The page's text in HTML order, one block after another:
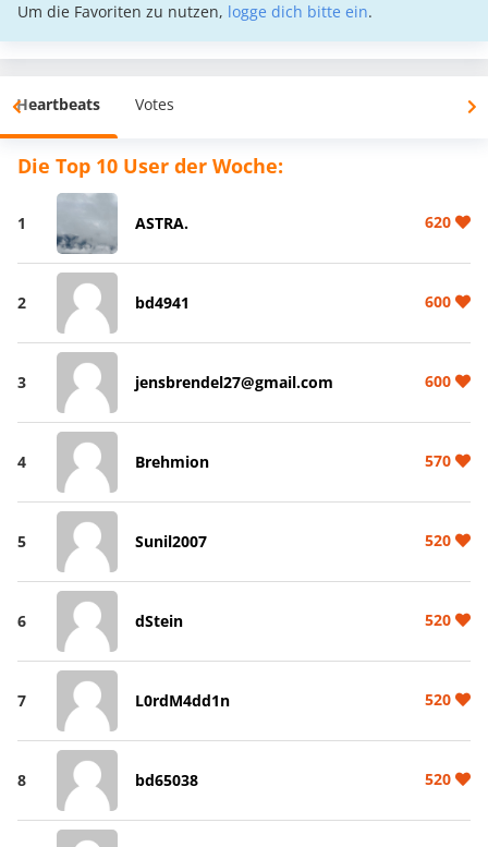
Um die Favoriten zu nutzen, logge dich bitte ein.
Heartbeats Votes
Die Top 10 User der Woche:
1 ASTRA. 620
2 bd4941 600
3 jensbrendel27@gmail.com 600
4 Brehmion 570
5 Sunil2007 520
6 dStein 520
7 L0rdM4dd1n 520
8 bd65038 520